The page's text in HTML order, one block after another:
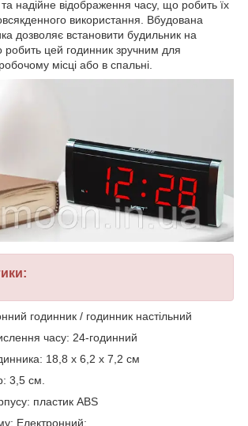
надійне відображення часу, що робить їх
використання. Вбудована
дозволяє встановити будильник на
робить цей годинник зручним для
місці або в спальні.
годинник / годинник настільний
часу: 24-годинний
18,8 х 6,2 х 7,2 см
3,5 см.
пластик ABS
Електронний;